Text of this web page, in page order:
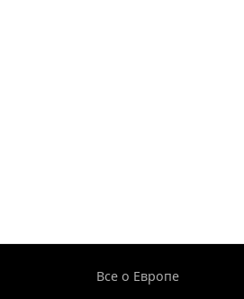
Все о Европе